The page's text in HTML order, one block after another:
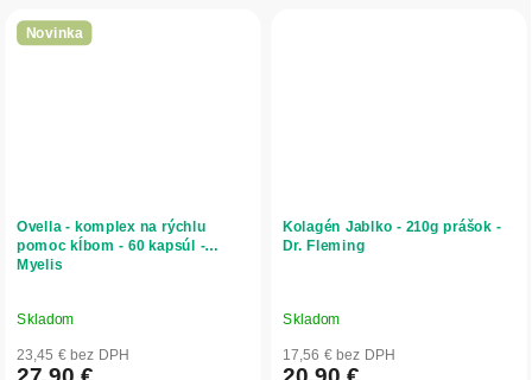
Novinka
Ovella - komplex na rýchlu
pomoc kĺbom - 60 kapsúl -
Myelis
Skladom
23,45 € bez DPH
Kolagén Jablko - 210g prášok -
Dr. Fleming
Skladom
17,56 € bez DPH